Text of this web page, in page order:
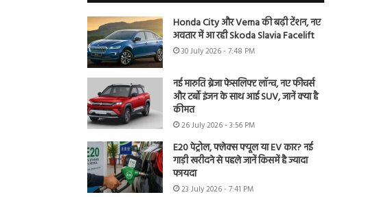
Honda City और Verna की बढ़ी टेंशन, नए
अवतार में आ रही Skoda Slavia Facelift
30 July 2026 - 7:48 PM
नई मारुति ब्रेजा फेसलिफ्ट लॉन्च, नए फीचर्स
और टर्बो इंजन के साथ आई SUV, जानें क्या है
कीमत
26 July 2026 - 3:56 PM
E20 पेट्रोल, फ्लेक्स फ्यूल या EV कार? नई
गाड़ी खरीदने से पहले जानें किसमें है ज्यादा
फायदा
23 July 2026 - 7:41 PM